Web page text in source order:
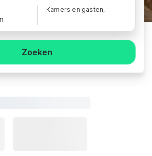
Kamers en gasten,
Zoeken